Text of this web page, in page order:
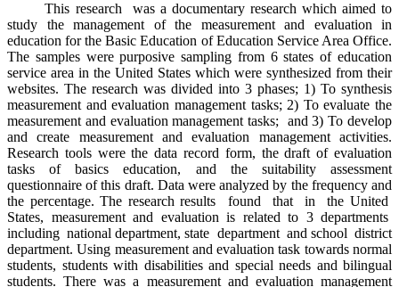
This research was a documentary research which aimed to
study the management of the measurement and evaluation in
education for the Basic Education of Education Service Area Office.
The samples were purposive sampling from 6 states of education
service area in the United States which were synthesized from their
websites. The research was divided into 3 phases; 1) To synthesis
measurement and evaluation management tasks; 2) To evaluate the
measurement and evaluation management tasks; and 3) To develop
and create measurement and evaluation management activities.
Research tools were the data record form, the draft of evaluation
tasks of basics education, and the suitability assessment
questionnaire of this draft. Data were analyzed by the frequency and
the percentage. The research results found that in the United
States, measurement and evaluation is related to 3 departments
including national department, state department and school district
department. Using measurement and evaluation task towards normal
students, students with disabilities and special needs and bilingual
students. There was a measurement and evaluation management